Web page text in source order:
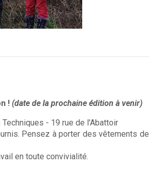
! (date de la prochaine édition à venir)
- 19 rue de l'Abattoir
Pensez à porter des vêtements de
en toute convivialité.